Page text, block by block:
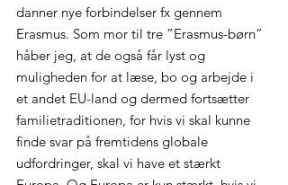
danner nye forbindelser fx gennem
Erasmus. Som mor til tre ”Erasmus-børn”
håber jeg, at de også får lyst og
muligheden for at læse, bo og arbejde i
et andet EU-land og dermed fortsætter
familietraditionen, for hvis vi skal kunne
finde svar på fremtidens globale
udfordringer, skal vi have et stærkt